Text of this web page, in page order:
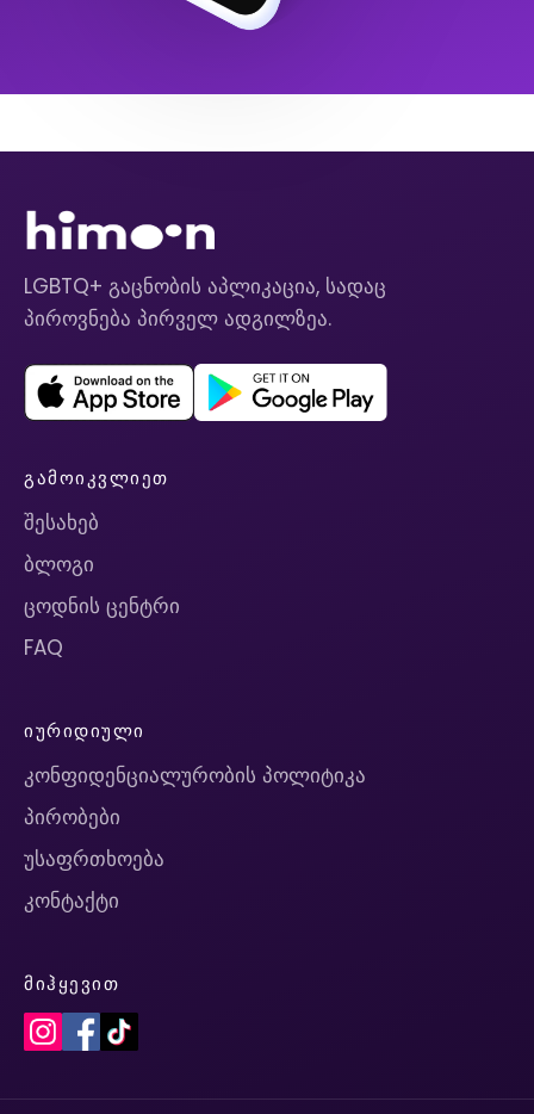
LGBTQ+ გაცნობის აპლიკაცია, სადაც
პიროვნება პირველ ადგილზეა.
ᲒᲐᲛᲝᲘᲙᲕᲚᲘᲔᲗ
შესახებ
ბლოგი
ცოდნის ცენტრი
FAQ
ᲘᲣᲠᲘᲓᲘᲣᲚᲘ
კონფიდენციალურობის პოლიტიკა
პირობები
უსაფრთხოება
კონტაქტი
ᲛᲘᲰᲧᲔᲕᲘᲗ